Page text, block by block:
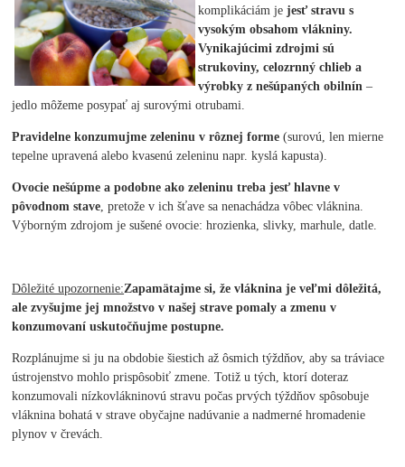
komplikáciám jejesť stravu s
vysokým obsahom vlákniny.
Vynikajúcimi zdrojmi sú
strukoviny, celozrnný chlieb a
výrobky z nešúpaných obilnín –
jedlo môžeme posypať aj surovými otrubami.
Pravidelne konzumujme zeleninu v rôznej forme (surovú, len mierne
tepelne upravená alebo kvasenú zeleninu napr. kyslá kapusta).
Ovocie nešúpme a podobne ako zeleninu treba jesť hlavne v
pôvodnom stave, pretože v ich šťave sa nenachádza vôbec vláknina.
Výborným zdrojom je sušené ovocie: hrozienka, slivky, marhule, datle.
Dôležité upozornenie:Zapamätajme si, že vláknina je veľmi dôležitá,
ale zvyšujme jej množstvo v našej strave pomaly a zmenu v
konzumovaní uskutočňujme postupne.
Rozplánujme si ju na obdobie šiestich až ôsmich týždňov, aby sa tráviace
ústrojenstvo mohlo prispôsobiť zmene. Totiž u tých, ktorí doteraz
konzumovali nízkovlákninovú stravu počas prvých týždňov spôsobuje
vláknina bohatá v strave obyčajne nadúvanie a nadmerné hromadenie
plynov v črevách.